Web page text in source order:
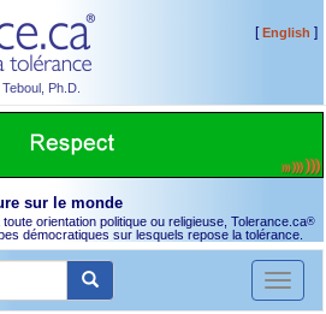
Ph.D.
[English ]
sur le monde
orientation politique ou religieuse, Tolerance.ca®
démocratiques sur lesquels repose la tolérance.
Toggle